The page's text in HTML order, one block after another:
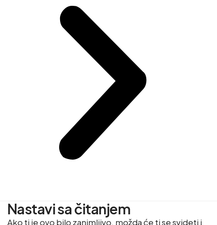
Nastavi sa čitanjem
Ako ti je ovo bilo zanimljivo, možda će ti se svideti i